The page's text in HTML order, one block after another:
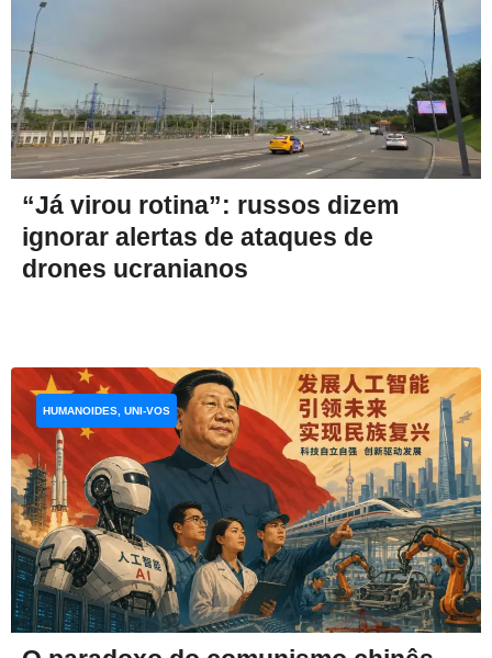
“Já virou rotina”: russos dizem
ignorar alertas de ataques de
drones ucranianos
HUMANOIDES, UNI-VOS